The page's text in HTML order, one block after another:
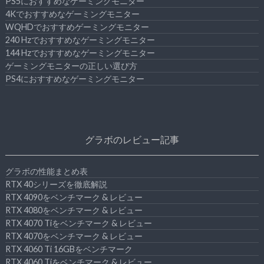
4Kでおすすめなゲーミングモニター
WQHDでおすすめゲーミングモニター
240 Hzでおすすめなゲーミングモニター
144 Hzでおすすめなゲーミングモニター
ゲーミングモニターの正しい選び方
PS4におすすめなゲーミングモニター
グラボのレビュー記事
グラボの性能まとめ表
RTX 40シリーズを徹底解説
RTX 4090をベンチマーク & レビュー
RTX 4080をベンチマーク & レビュー
RTX 4070 Tiをベンチマーク & レビュー
RTX 4070をベンチマーク & レビュー
RTX 4060 Ti 16GBをベンチマーク